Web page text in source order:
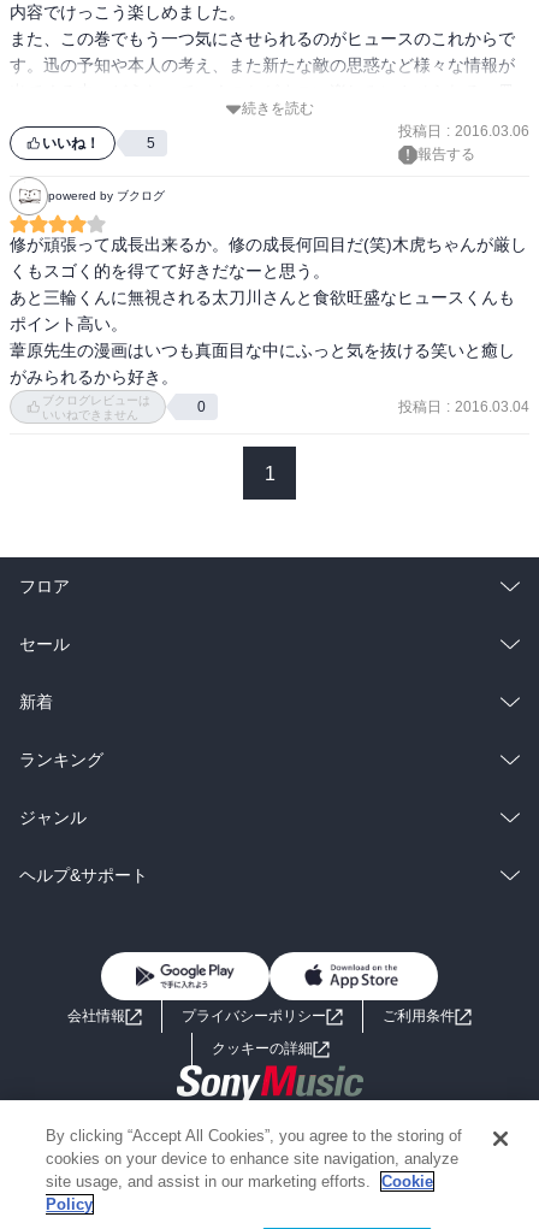
内容でけっこう楽しめました。
また、この巻でもう一つ気にさせられるのがヒュースのこれからで
す。迅の予知や本人の考え、また新たな敵の思惑など様々な情報が
続きを読む
いいね！ 5
投稿日 : 2016.03.06
報告する
powered by ブクログ
修が頑張って成長出来るか。修の成長何回目だ(笑)木虎ちゃんが厳し
くもスゴく的を得てて好きだなーと思う。
あと三輪くんに無視される太刀川さんと食欲旺盛なヒュースくんも
ポイント高い。
葦原先生の漫画はいつも真面目な中にふっと気を抜ける笑いと癒し
がみられるから好き。
ブクログレビューは
いいねできません
0 投稿日 : 2016.03.04
1
フロア
総合
ラノベ
雑誌・グラビア
BL・TL
セール
総合
ラノベ
雑誌・グラビア
BL・TL
新着
総合
ラノベ
雑誌・グラビア
ランキング
総合
ラノベ
ジャンル
コミック
ライトノベル 男子向けラノベ
小説
海外小説
ミステリー SF
歴史・時代小説
ヘルプ&サポート
よくあるご質問 お問い合わせ
会社情報 プライバシーポリシー
ご利用条件
クッキーの詳細
Copyright 2017 - 2026 Sony Music Entertainment(Japan) Inc.
Information on the site is for the Japan domestic market only
powered by
By clicking “Accept All Cookies”, you agree to the storing of
cookies on your device to enhance site navigation, analyze
site usage, and assist in our marketing efforts.
Cookie
Policy